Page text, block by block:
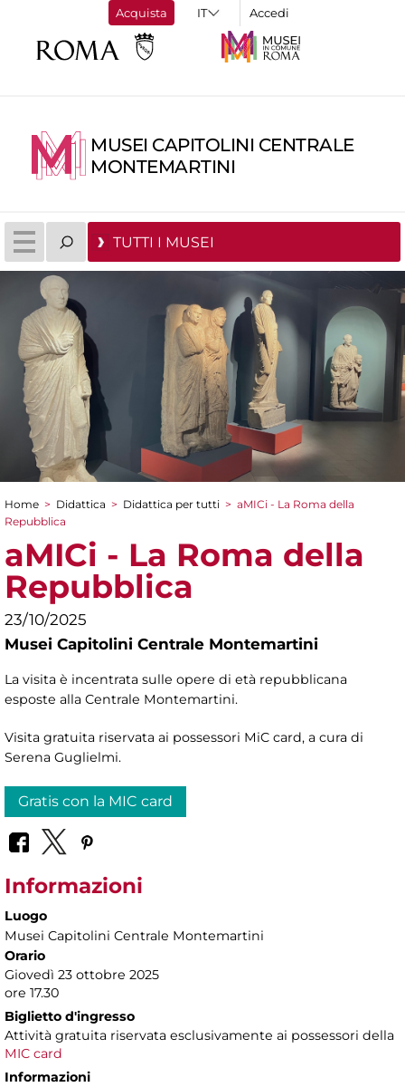
Acquista Accedi
MUSEI CAPITOLINI CENTRALE
MONTEMARTINI
TUTTI I MUSEI
Tu sei qui
Home > Didattica > Didattica per tutti > aMICi - La Roma della
Repubblica
aMICi - La Roma della
Repubblica
23/10/2025
Musei Capitolini Centrale Montemartini
La visita è incentrata sulle opere di età repubblicana
esposte alla Centrale Montemartini.
Visita gratuita riservata ai possessori MiC card, a cura di
Serena Guglielmi.
Gratis con la MIC card
Informazioni
Luogo
Musei Capitolini Centrale Montemartini
Orario
Giovedì 23 ottobre 2025
ore 17.30
Biglietto d'ingresso
Attività gratuita riservata esclusivamente ai possessori della
MIC card
Informazioni